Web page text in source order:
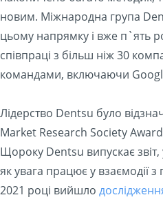
новим. Міжнародна група
цьому напрямку і вже п`ять
співпраці з більш ніж 30
командами, включаючи
Лідерство Dentsu було
Market Research Society
Щороку Dentsu випускає
як увага працює у взаємодії
2021 році вийшло